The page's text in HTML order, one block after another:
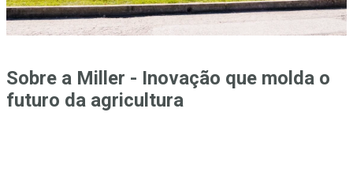
Sobre a Miller - Inovação que molda o
futuro da agricultura